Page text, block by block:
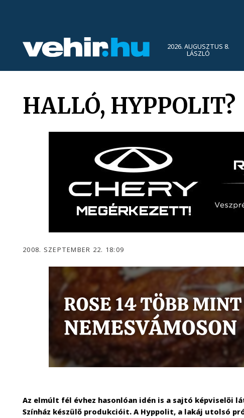
2026. AUGUSZTUS 8.
LÁSZLÓ
HALLÓ, HYPPOLIT?
2008. SZEPTEMBER 22. 18:09
Az elmúlt fél évhez hasonlóan idén is a sajtó képviselői
Színház készülő produkcióit. A Hyppolit, a lakáj utolsó